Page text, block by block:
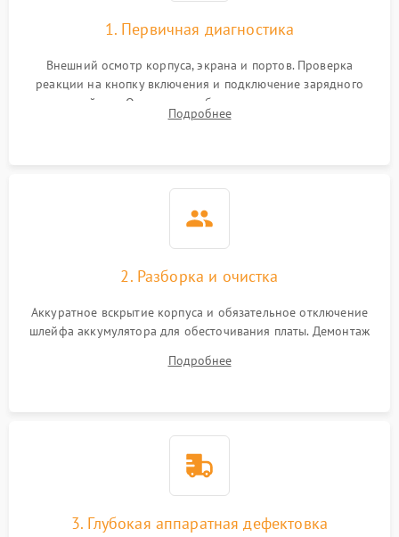
1. Первичная диагностика
Внешний осмотр корпуса, экрана и портов. Проверка
реакции на кнопку включения и подключение зарядного
устройства. Оценка потребления тока с помощью
лабораторного блока питания для локализации проблемы.
Подробнее
2. Разборка и очистка
Аккуратное вскрытие корпуса и обязательное отключение
шлейфа аккумулятора для обесточивания платы. Демонтаж
высохшей термопасты с кристаллов чипов.
Подробнее
3. Глубокая аппаратная дефектовка